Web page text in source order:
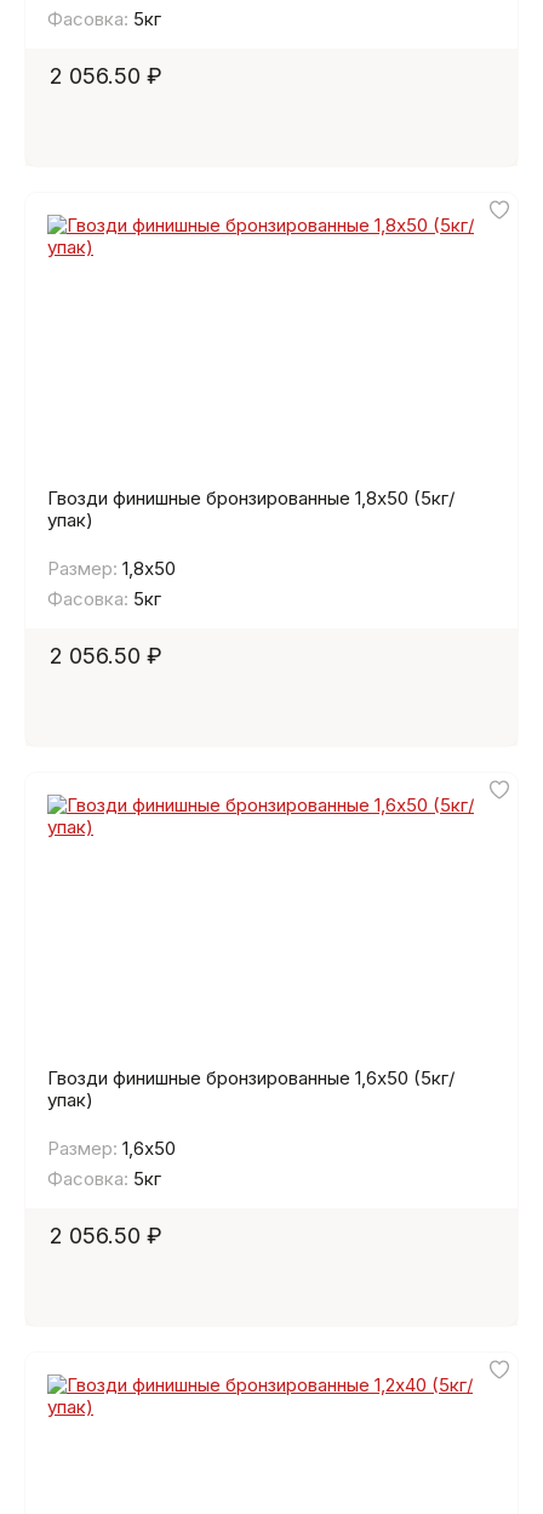
Фасовка: 5кг
2 056.50 ₽
Гвозди финишные бронзированные 1,8х50 (5кг/
упак)
Размер: 1,8х50
Фасовка: 5кг
2 056.50 ₽
Гвозди финишные бронзированные 1,6х50 (5кг/
упак)
Размер: 1,6х50
Фасовка: 5кг
2 056.50 ₽